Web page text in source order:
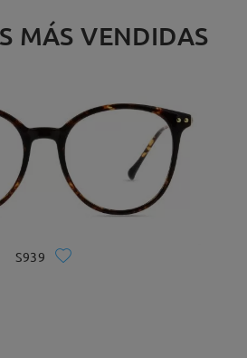
MÁS VENDIDAS
S939